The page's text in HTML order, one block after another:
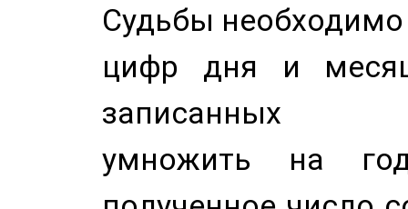
Судьбы
цифр дня и
записанных
умножить на